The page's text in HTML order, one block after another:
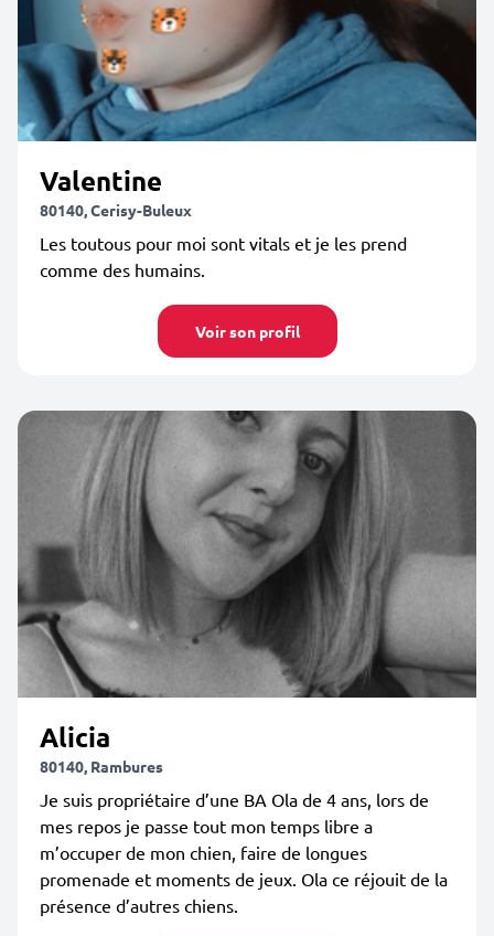
Valentine
80140, Cerisy-Buleux
Les toutous pour moi sont vitals et je les prend
comme des humains.
Voir son profil
Alicia
80140, Rambures
Je suis propriétaire d’une BA Ola de 4 ans, lors de
mes repos je passe tout mon temps libre a
m’occuper de mon chien, faire de longues
promenade et moments de jeux. Ola ce réjouit de la
présence d’autres chiens.